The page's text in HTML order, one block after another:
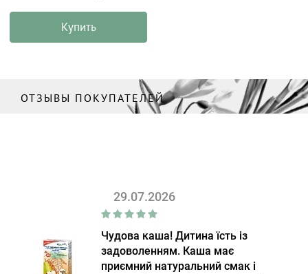
Купить
ОТЗЫВЫ ПОКУПАТЕЛЕЙ
29.07.2026
Чудова каша! Дитина їсть із
задоволенням. Каша має
приємний натуральний смак і